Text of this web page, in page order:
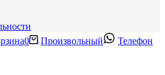
0 Произвольный Телефон